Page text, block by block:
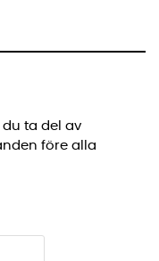
du ta del av
före alla